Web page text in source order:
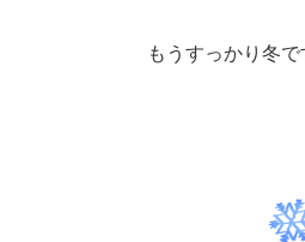
もうすっかり冬